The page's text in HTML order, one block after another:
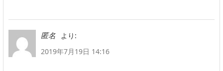
匿名
より:
2019年7月19日 14:16